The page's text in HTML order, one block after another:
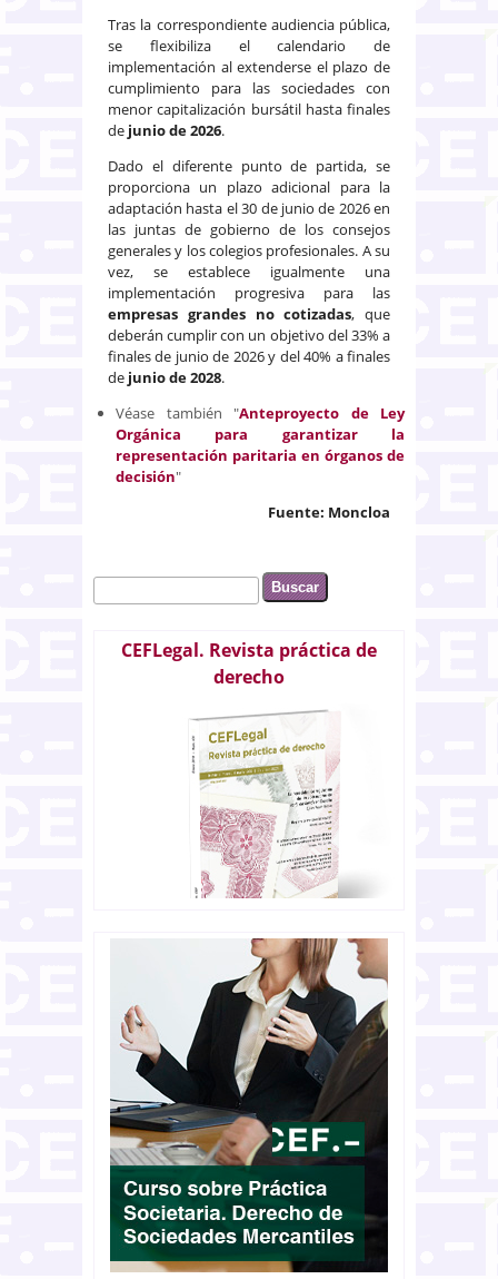
Tras la correspondiente audiencia pública,
se flexibiliza el calendario de
implementación al extenderse el plazo de
cumplimiento para las sociedades con
menor capitalización bursátil hasta finales
de junio de 2026.
Dado el diferente punto de partida, se
proporciona un plazo adicional para la
adaptación hasta el 30 de junio de 2026 en
las juntas de gobierno de los consejos
generales y los colegios profesionales. A su
vez, se establece igualmente una
implementación progresiva para las
empresas grandes no cotizadas, que
deberán cumplir con un objetivo del 33% a
finales de junio de 2026 y del 40% a finales
de junio de 2028.
Véase también "Anteproyecto de Ley
Orgánica para garantizar la
representación paritaria en órganos de
decisión"
Fuente: Moncloa
Formulario de búsqueda
Buscar
CEFLegal. Revista práctica de
derecho